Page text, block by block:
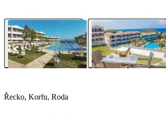
Řecko, Korfu, Roda